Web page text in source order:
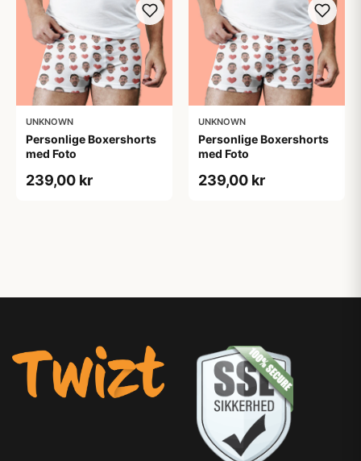
UNKNOWN
Personlige Boxershorts
med Foto
239,00 kr
UNKNOWN
Personlige Boxershorts
med Foto
239,00 kr